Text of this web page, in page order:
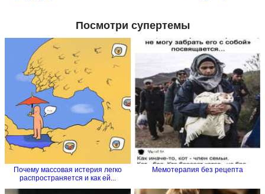
Посмотри супертемы
Почему массовая истерия легко
распространяется и как ей...
Мемотерапия без рецепта